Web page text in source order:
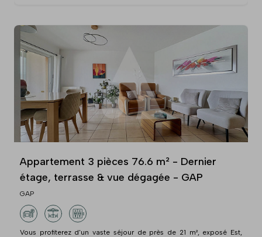
Appartement 3 pièces 76.6 m² - Dernier
étage, terrasse & vue dégagée - GAP
GAP
Vous profiterez d'un vaste séjour de près de 21 m², exposé Est,